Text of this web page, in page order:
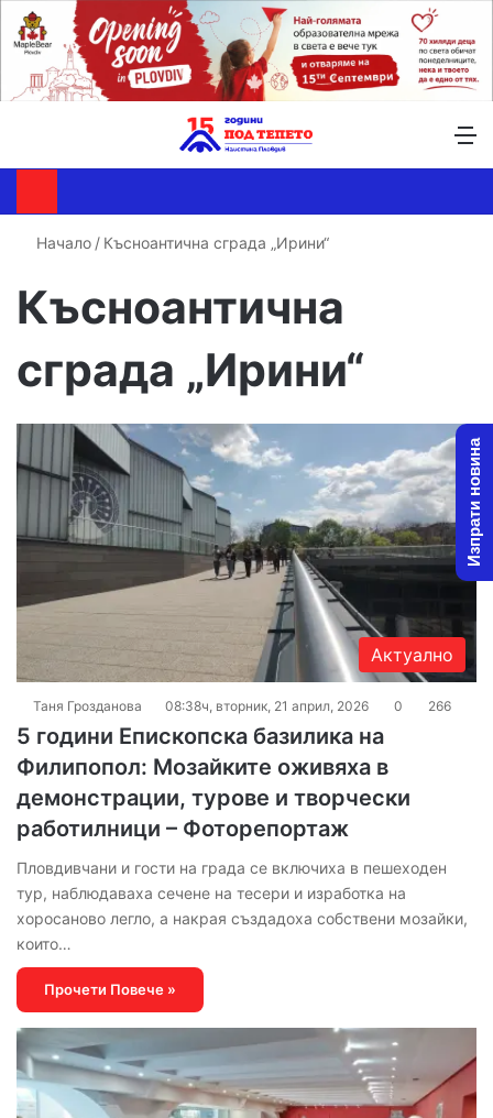
Начало / Късноантична сграда „Ирини“
Късноантична
сграда „Ирини“
Актуално
Таня Грозданова 08:38ч, вторник, 21 април, 2026 0 266
5 години Епископска базилика на
Филипопол: Мозайките оживяха в
демонстрации, турове и творчески
работилници – Фоторепортаж
Пловдивчани и гости на града се включиха в пешеходен
тур, наблюдаваха сечене на тесери и изработка на
хоросаново легло, а накрая създадоха собствени мозайки,
които…
Прочети Повече »
Изпрати новина